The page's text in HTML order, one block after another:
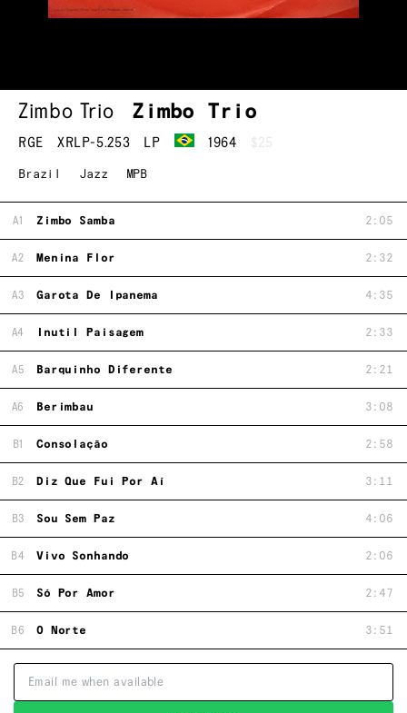
Zimbo Trio Zimbo Trio
RGE XRLP-5.253 LP 1964 $25
Brazil Jazz MPB
A1 Zimbo Samba 2:05
A2 Menina Flor 2:32
A3 Garota De Ipanema 4:35
A4 Inutil Paisagem 2:33
A5 Barquinho Diferente 2:21
A6 Berimbau 3:08
B1 Consolação 2:58
B2 Diz Que Fui Por Aí 3:11
B3 Sou Sem Paz 4:06
B4 Vivo Sonhando 2:06
B5 Só Por Amor 2:47
B6 O Norte 3:51